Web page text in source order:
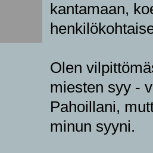
kantamaan,
Olen
miesten syy -
Pahoillani,
minun syyni.